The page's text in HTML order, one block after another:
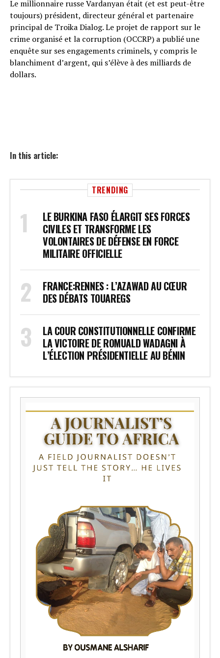
Le millionnaire russe Vardanyan était (et est peut-être
toujours) président, directeur général et partenaire
principal de Troika Dialog. Le projet de rapport sur le
crime organisé et la corruption (OCCRP) a publié une
enquête sur ses engagements criminels, y compris le
blanchiment d’argent, qui s’élève à des milliards de
dollars.
In this article:
TRENDING
LE BURKINA FASO ÉLARGIT SES FORCES
CIVILES ET TRANSFORME LES
VOLONTAIRES DE DÉFENSE EN FORCE
MILITAIRE OFFICIELLE
FRANCE:RENNES : L’AZAWAD AU CŒUR
DES DÉBATS TOUAREGS
LA COUR CONSTITUTIONNELLE CONFIRME
LA VICTOIRE DE ROMUALD WADAGNI À
L’ÉLECTION PRÉSIDENTIELLE AU BÉNIN